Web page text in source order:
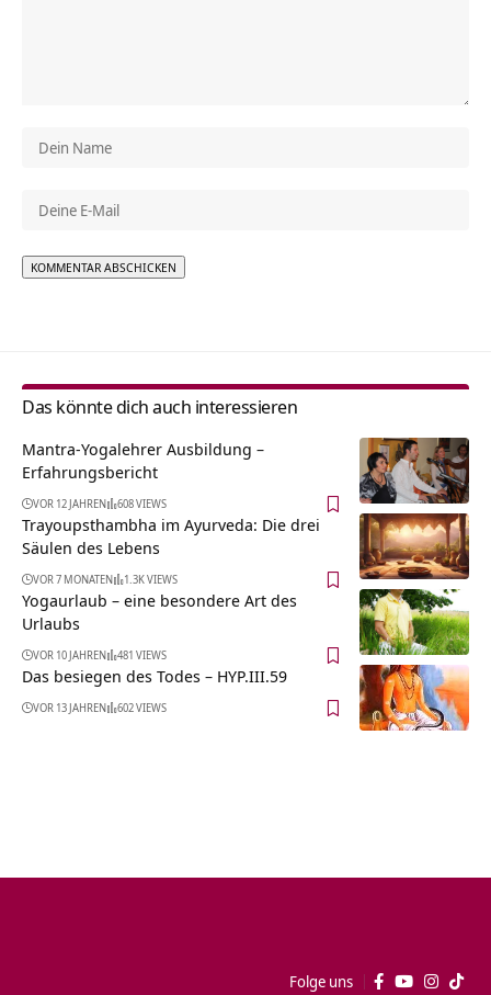
Das könnte dich auch interessieren
Mantra-Yogalehrer Ausbildung –
Erfahrungsbericht
VOR 12 JAHREN 608 VIEWS
Trayoupsthambha im Ayurveda: Die drei
Säulen des Lebens
VOR 7 MONATEN 1.3K VIEWS
Yogaurlaub – eine besondere Art des
Urlaubs
VOR 10 JAHREN 481 VIEWS
Das besiegen des Todes – HYP.III.59
VOR 13 JAHREN 602 VIEWS
Folge uns